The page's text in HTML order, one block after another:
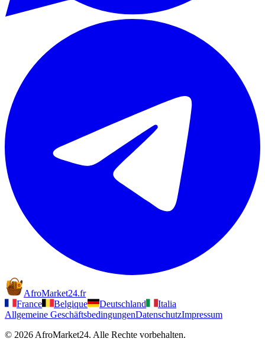
AfroMarket24.fr
France
Belgique Deutschland
Italia
Allgemeine GeschäftsbedingungenDatenschutzImpressum
© 2026 AfroMarket24. Alle Rechte vorbehalten.